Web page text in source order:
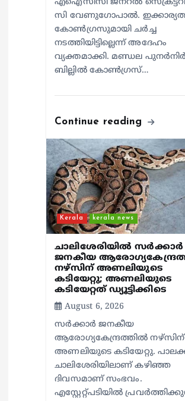
എഐസിസി ജനറൽ
സി വേണുഗോപാൽ.
കോൺഗ്രസുമായി ചർച്ച
നടത്തിയിട്ടില്ലെന്ന് അദേഹം
വ്യക്തമാക്കി. മണ്ഡല
ബില്ലിൽ കോൺഗ്രസ്…
Continue reading
Kerala kerala news
ചാലിശേരിയില്‍ സര്‍ക്കാര്‍
ജനകീയ
നഴ്സിന് അണലിയുടെ
കടിയേറ്റു; അണലിയുടെ
കടിയേറ്റത് ഡ്യൂട്ടിക്കിടെ
August 6, 2026
സര്‍ക്കാര്‍ ജനകീയ
ആരോഗ്യകേന്ദ്രത്തില്‍ നഴ്സിന്
അണലിയുടെ കടിയേറ്റു.
ചാലിശേരിയിലാണ് കഴിഞ്ഞ
ദിവസമാണ് സംഭവം.
എസ്റ്റേറ്റ്പടിയില്‍